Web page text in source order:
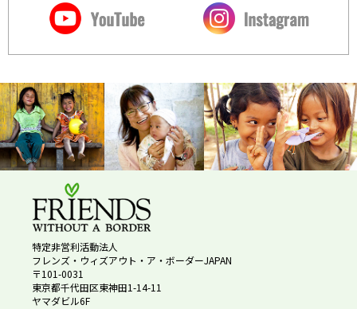
特定非営利活動法人
フレンズ・ウィズアウト・ア・ボーダーJAPAN
〒101-0031
東京都千代田区東神田1-14-11
ヤマダビル6F